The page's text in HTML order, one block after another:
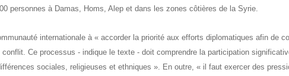
personnes à Damas, Homs, Alep et dans les zones côtières de la Syrie.
internationale à « accorder la priorité aux efforts diplomatiques afin de
Ce processus - indique le texte - doit comprendre la participation
sociales, religieuses et ethniques ». En outre, « il faut exercer des